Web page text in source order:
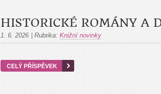
HISTORICKÉ ROMÁNY A
1. 6. 2026 Rubrika: Knižní novinky
CELÝ PŘÍSPĚVEK